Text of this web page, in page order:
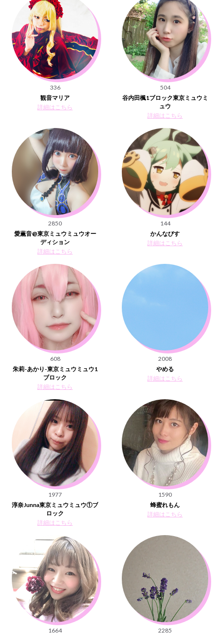
336
観音マリア
詳細はこちら
504
谷内田楓1ブロック東京ミュウミ
ュウ
詳細はこちら
2850
愛薫音@東京ミュウミュウオー
ディション
詳細はこちら
144
かんなびす
詳細はこちら
608
朱莉-あかり-東京ミュウミュウ1
ブロック
詳細はこちら
2008
やめる
詳細はこちら
1977
淳奈Junna東京ミュウミュウ①ブ
ロック
詳細はこちら
1590
蜂蜜れもん
詳細はこちら
1664
2285